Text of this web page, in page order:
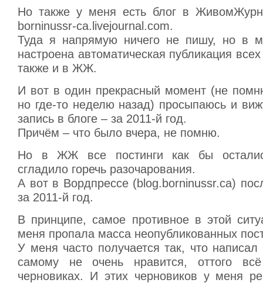
Но также у меня есть блог в
borninussr-ca.livejournal.com.
Туда я напрямую ничего не пишу, но в
настроена автоматическая публикация
также и в ЖЖ.
И вот в один прекрасный момент (не
но где-то неделю назад) просыпаюсь и
запись в блоге – за 2011-й год.
Причём – что было вчера, не помню.
Но в ЖЖ все постинги как бы
сгладило горечь разочарования.
А вот в Вордпрессе (blog.borninussr.ca)
за 2011-й год.
В принципе, самое противное в этой
меня пропала масса неопубликованных
У меня часто получается так, что написал
самому не очень нравится, оттого
черновиках. И этих черновиков у меня